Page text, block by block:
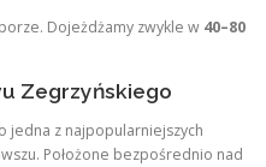
Dojeżdżamy zwykle w 40–80
Zegrzyńskiego
jedna z najpopularniejszych
Położone bezpośrednio nad